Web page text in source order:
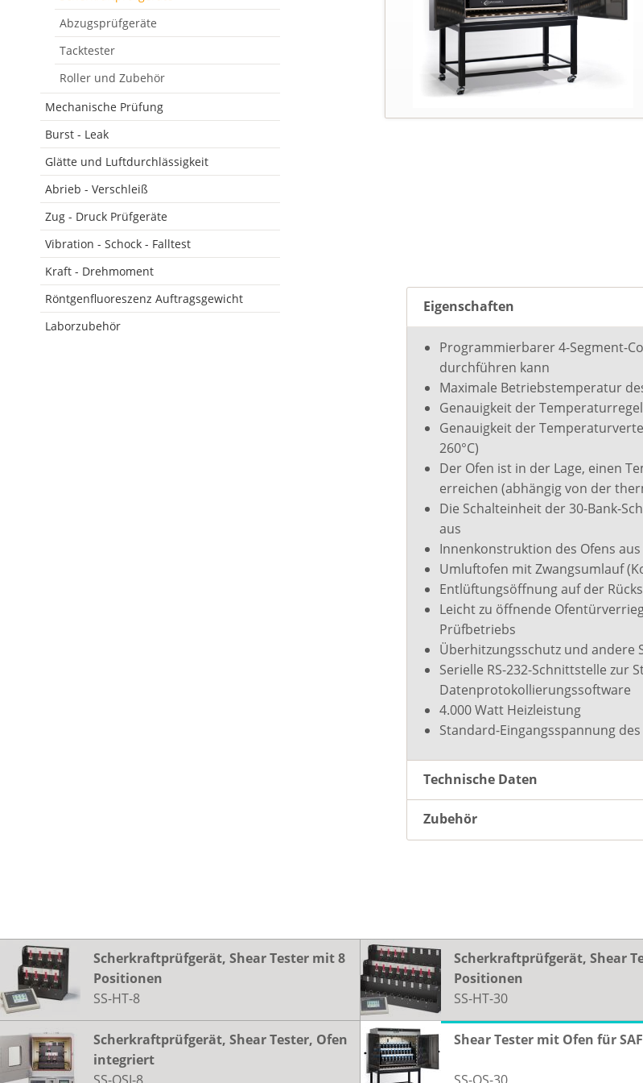
Eigenschaften
Programmierbarer 4-Segment-
durchführen kann
Maximale Betriebstemperatur
Genauigkeit der
Genauigkeit der
260°C)
Der Ofen ist in der Lage, einen
erreichen (abhängig von der
Die Schalteinheit der 30-Bank-
aus
Innenkonstruktion des Ofens
Umluftofen mit Zwangsumlauf
Entlüftungsöffnung auf der
Leicht zu öffnende
Prüfbetriebs
Überhitzungsschutz und andere
Serielle RS-232-Schnittstelle zur
Datenprotokollierungssoftware
4.000 Watt Heizleistung
Standard-Eingangsspannung des
Technische Daten
Zubehör
Abzugsprüfgeräte
Tacktester
Roller und Zubehör
Mechanische Prüfung
Burst - Leak
Glätte und Luftdurchlässigkeit
Abrieb - Verschleiß
Zug - Druck Prüfgeräte
Vibration - Schock - Falltest
Kraft - Drehmoment
Röntgenfluoreszenz Auftragsgewicht
Laborzubehör
Scherkraftprüfgerät, Shear Tester mit 8
Positionen
SS-HT-8
Scherkraftprüfgerät, Shear
Positionen
SS-HT-30
Scherkraftprüfgerät, Shear Tester, Ofen
integriert
Shear Tester mit Ofen für